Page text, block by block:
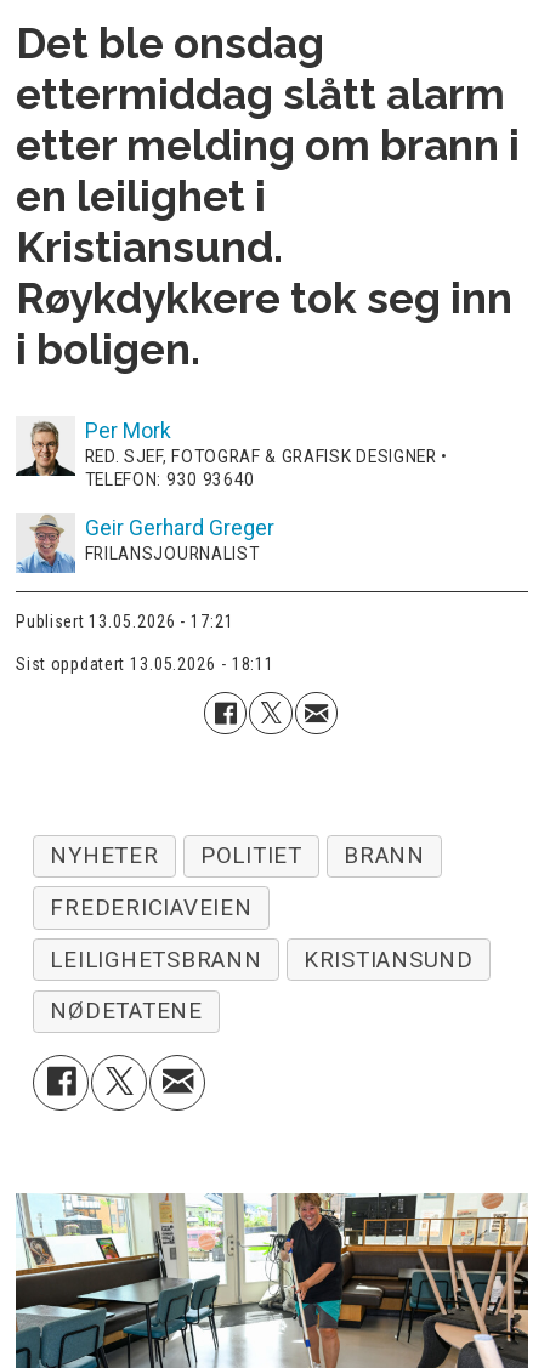
Det ble onsdag
ettermiddag slått alarm
etter melding om brann i
en leilighet i
Kristiansund.
Røykdykkere tok seg inn
i boligen.
Per Mork
RED. SJEF, FOTOGRAF & GRAFISK DESIGNER •
TELEFON: 930 93640
Geir Gerhard Greger
FRILANSJOURNALIST
Publisert 13.05.2026 - 17:21
Sist oppdatert 13.05.2026 - 18:11
NYHETER POLITIET
BRANN
FREDERICIAVEIEN
LEILIGHETSBRANN
KRISTIANSUND
NØDETATENE